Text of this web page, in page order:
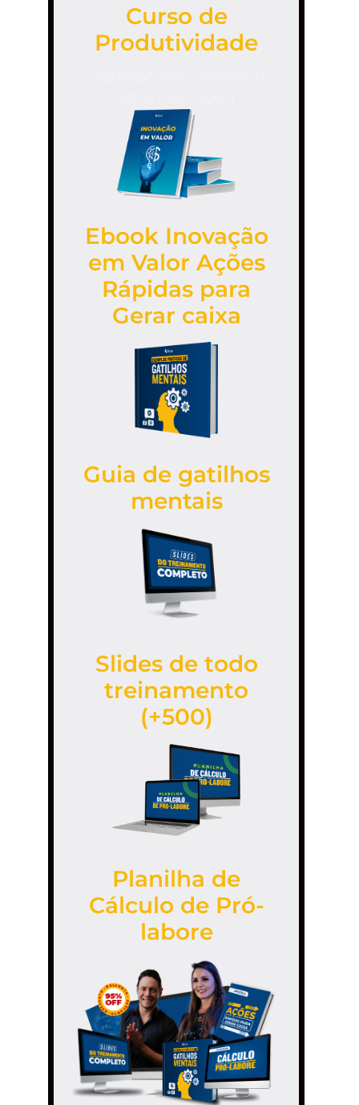
Curso de
Produtividade
Ebook Inovação
em Valor Ações
Rápidas para
Gerar caixa
Guia de gatilhos
mentais
Slides de todo
treinamento
(+500)
Planilha de
Cálculo de Pró-
labore